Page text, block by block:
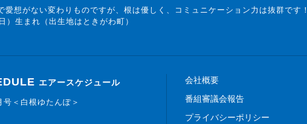
愛想がない変わりものですが、根は優しく、コミュニケーション力は抜群です！
）生まれ（出生地はときがわ町）
エアースケジュール
＜白根ゆたんぽ＞
会社概要
番組審議会報告
プライバシーポリシー